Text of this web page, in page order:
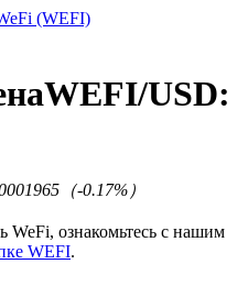
(WEFI)
WEFI/USD:
（-0.17%）
WeFi, ознакомьтесь с нашим
WEFI.